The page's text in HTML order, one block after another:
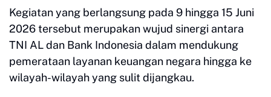
Kegiatan yang berlangsung pada 9 hingga 15 Juni
2026 tersebut merupakan wujud sinergi antara
TNI AL dan Bank Indonesia dalam mendukung
pemerataan layanan keuangan negara hingga ke
wilayah-wilayah yang sulit dijangkau.